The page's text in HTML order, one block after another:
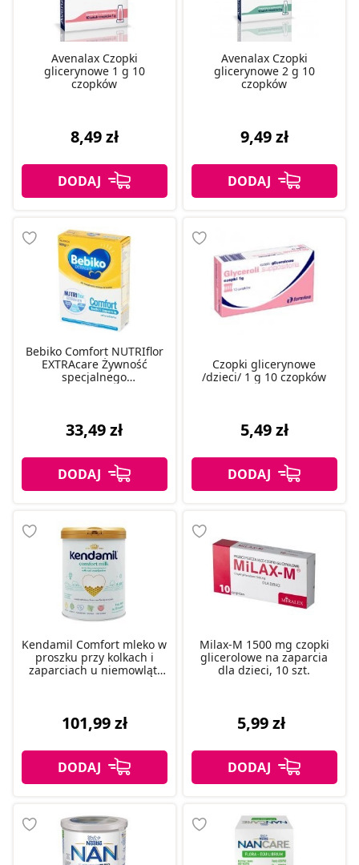
Avenalax Czopki
glicerynowe 1 g 10
czopków
8,49 zł
Avenalax Czopki
glicerynowe 2 g 10
czopków
9,49 zł
Bebiko Comfort NUTRIflor
EXTRAcare Żywność
specjalnego
33,49 zł
Czopki glicerynowe
/dzieci/ 1 g 10 czopków
5,49 zł
Kendamil Comfort mleko w
proszku przy kolkach i
zaparciach u niemowląt,
101,99 zł
Milax-M 1500 mg czopki
glicerolowe na zaparcia
dla dzieci, 10 szt.
5,99 zł